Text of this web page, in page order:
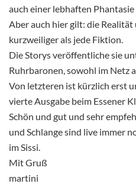
auch einer lebhaften
Aber auch hier gilt: die
kurzweiliger als jede Fiktion.
Die Storys veröffentliche sie
Ruhrbaronen, sowohl im Netz
Von letzteren ist kürzlich erst
vierte Ausgabe beim Essener
Schön und gut und sehr
und Schlange sind live immer
im Sissi.
Mit Gruß
martini